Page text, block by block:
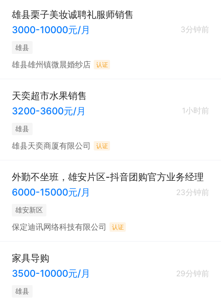
雄县栗子美妆诚聘礼服师销售
3000-10000元/月
3分钟前
雄县
雄县雄州镇微晨婚纱店 认证
天奕超市水果销售
3200-3600元/月
1小时前
雄县
雄县天奕商厦有限公司 认证
外勤不坐班，雄安片区-抖音团购官方业务经理
6000-15000元/月
23分钟前
雄安新区
保定迪讯网络科技有限公司 认证
家具导购
3500-10000元/月
29分钟前
雄县